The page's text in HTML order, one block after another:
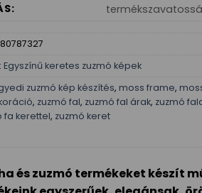
80787327
Egyszínű keretes zuzmó képek
zuzmó kép készítés, moss frame,
, zuzmó fal, zuzmó fal árak, zuzmó
fa kerettel, zuzmó keret
és zuzmó termékeket készít